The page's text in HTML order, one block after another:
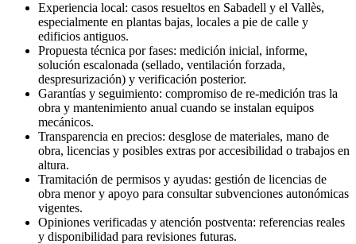
Experiencia local: casos resueltos en Sabadell y el Vallès,
especialmente en plantas bajas, locales a pie de calle y
edificios antiguos.
Propuesta técnica por fases: medición inicial, informe,
solución escalonada (sellado, ventilación forzada,
despresurización) y verificación posterior.
Garantías y seguimiento: compromiso de re-medición tras la
obra y mantenimiento anual cuando se instalan equipos
mecánicos.
Transparencia en precios: desglose de materiales, mano de
obra, licencias y posibles extras por accesibilidad o trabajos en
altura.
Tramitación de permisos y ayudas: gestión de licencias de
obra menor y apoyo para consultar subvenciones autonómicas
vigentes.
Opiniones verificadas y atención postventa: referencias reales
y disponibilidad para revisiones futuras.